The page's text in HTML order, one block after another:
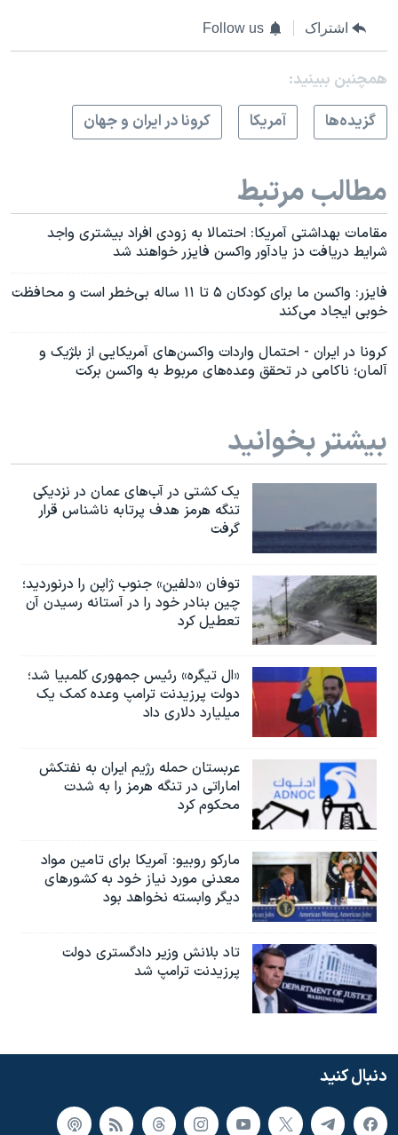
اشتراک Follow us
همچنبن ببینید:
گزيده‌ها
آمريکا کرونا در ایران و جهان
مطالب مرتبط
مقامات بهداشتی آمریکا: احتمالا به زودی افراد بیشتری واجد
شرایط دریافت دز یادآور واکسن فایزر خواهند شد
فایزر: واکسن ما برای کودکان ۵ تا ۱۱ ساله بی‌خطر است و محافظت
خوبی ایجاد می‌کند
کرونا در ایران - احتمال واردات واکسن‌های آمریکایی از بلژیک و
آلمان؛ ناکامی در تحقق وعده‌های مربوط به واکسن برکت
بیشتر بخوانید
یک کشتی در آب‌های عمان در نزدیکی
تنگه هرمز هدف پرتابه ناشناس قرار
گرفت
توفان «دلفین» جنوب ژاپن را درنوردید؛
چین بنادر خود را در آستانه رسیدن آن
تعطیل کرد
«ال تیگره» رئیس جمهوری کلمبیا شد؛
دولت پرزیدنت ترامپ وعده کمک یک
میلیارد دلاری داد
عربستان حمله رژیم ایران به نفتکش
اماراتی در تنگه هرمز را به‌ شدت
محکوم کرد
مارکو روبیو: آمریکا برای تامین مواد
معدنی مورد نیاز خود به کشورهای
دیگر وابسته نخواهد بود
تاد بلانش وزیر دادگستری دولت
پرزیدنت ترامپ شد
دنبال کنید